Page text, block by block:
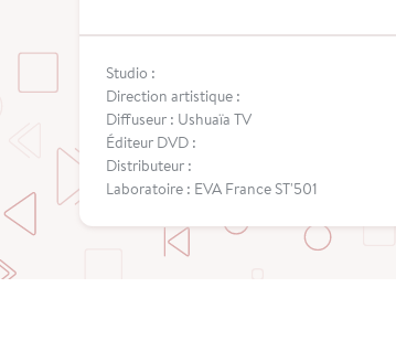
Studio :
Direction artistique :
Diffuseur : Ushuaïa TV
Éditeur DVD :
Distributeur :
Laboratoire : EVA France ST'501